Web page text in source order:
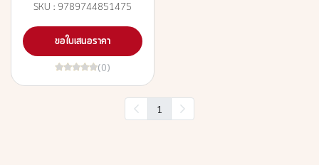
SKU : 9789744851475
ขอใบเสนอราคา
(0)
1